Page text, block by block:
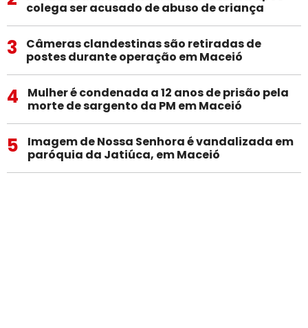
colega ser acusado de abuso de criança
3
Câmeras clandestinas são retiradas de
postes durante operação em Maceió
4
Mulher é condenada a 12 anos de prisão pela
morte de sargento da PM em Maceió
5
Imagem de Nossa Senhora é vandalizada em
paróquia da Jatiúca, em Maceió